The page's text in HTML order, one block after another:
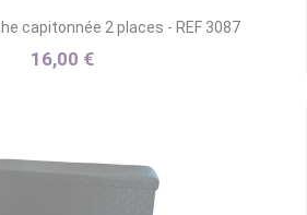
capitonnée 2 places - REF 3087
16,00 €